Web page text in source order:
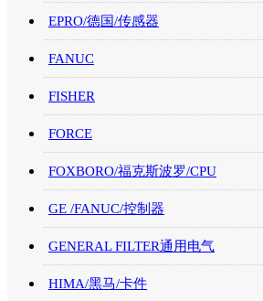
EPRO/德国/传感器
FANUC
FISHER
FORCE
FOXBORO/福克斯波罗/CPU
GE /FANUC/控制器
GENERAL FILTER通用电气
HIMA/黑马/卡件